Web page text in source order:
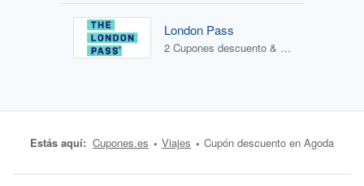
London Pass
2 Cupones descuento & 0 Ofertas
Estás aquí: Cupones.es Viajes Cupón descuento en Agoda